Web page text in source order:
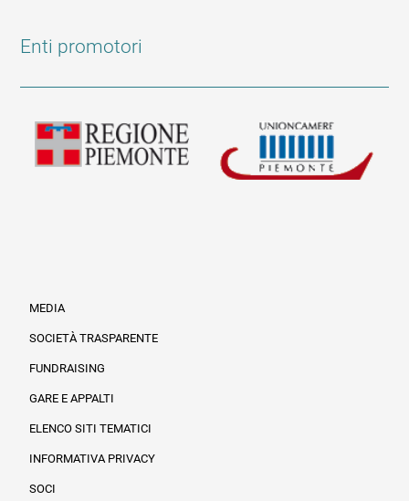
Enti promotori
MEDIA
SOCIETÀ TRASPARENTE
FUNDRAISING
GARE E APPALTI
ELENCO SITI TEMATICI
INFORMATIVA PRIVACY
SOCI